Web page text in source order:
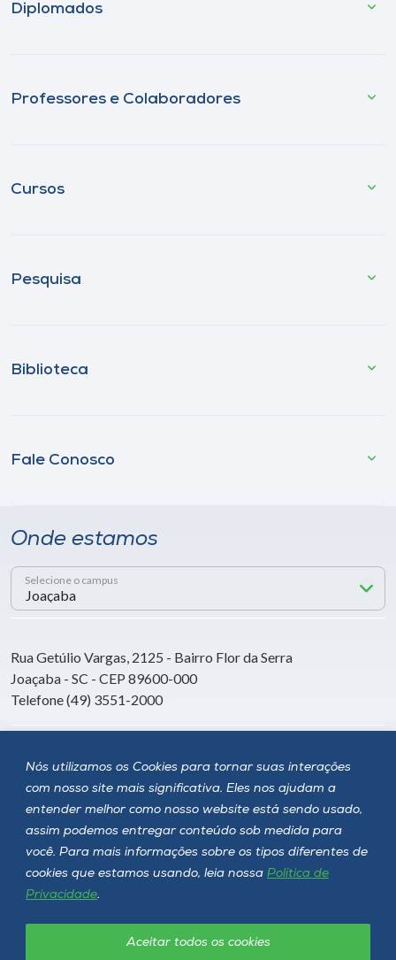
Nós utilizamos os Cookies para tornar suas interações
com nosso site mais significativa. Eles nos ajudam a
entender melhor como nosso website está sendo usado,
assim podemos entregar conteúdo sob medida para
você. Para mais informações sobre os tipos diferentes de
cookies que estamos usando, leia nossa Política de
Privacidade.
Aceitar todos os cookies
Diplomados
Professores e Colaboradores
Cursos
Pesquisa
Biblioteca
Fale Conosco
Onde estamos
Selecione o campus
Rua Getúlio Vargas, 2125 - Bairro Flor da Serra
Joaçaba - SC - CEP 89600-000
Telefone (49) 3551-2000
Siga a Unoesc